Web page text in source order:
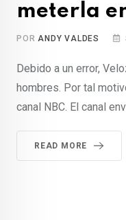
meterla
PORANDY VALDES
Debido a un error,
hombres. Por tal
canal NBC. El canal
READ MORE